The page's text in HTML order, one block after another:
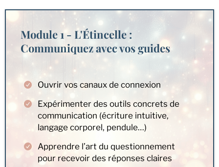
Module 1 - L'Étincelle :
Communiquez avec vos guides
Ouvrir vos canaux de connexion
Expérimenter des outils concrets de
communication (écriture intuitive,
langage corporel, pendule…)
Apprendre l’art du questionnement
pour recevoir des réponses claires